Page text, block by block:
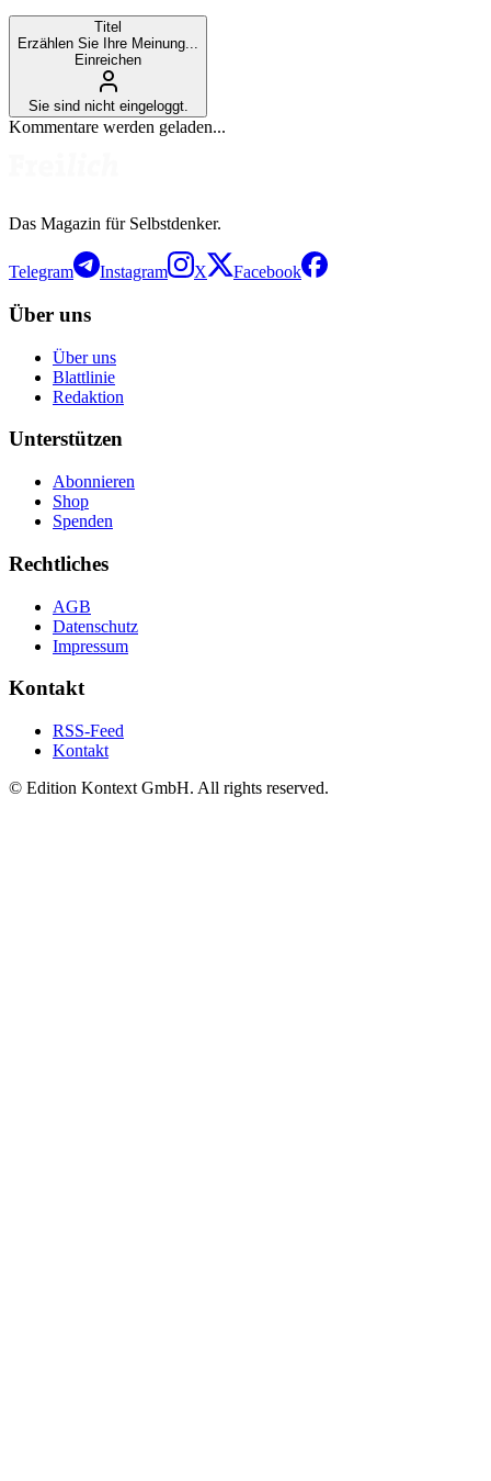
Titel
Erzählen Sie Ihre Meinung...
Einreichen
Sie sind nicht eingeloggt.
Kommentare werden geladen...
Das Magazin für Selbstdenker.
Telegram Instagram X Facebook
Über uns
Über uns
Blattlinie
Redaktion
Unterstützen
Abonnieren
Shop
Spenden
Rechtliches
AGB
Datenschutz
Impressum
Kontakt
RSS-Feed
Kontakt
© Edition Kontext GmbH. All rights reserved.